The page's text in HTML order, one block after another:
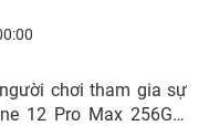
chơi tham gia sự
12 Pro Max 256GB,